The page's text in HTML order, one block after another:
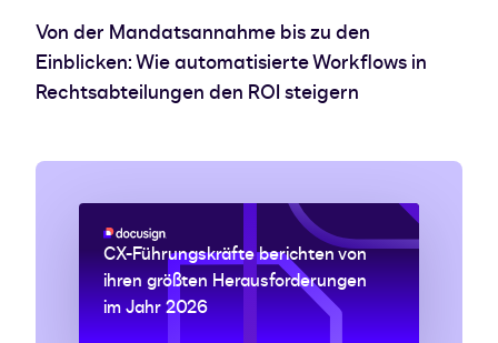
Von der Mandatsannahme bis zu den
Einblicken: Wie automatisierte Workflows in
Rechtsabteilungen den ROI steigern
CX-Führungskräfte berichten von
ihren größten Herausforderungen
im Jahr 2026